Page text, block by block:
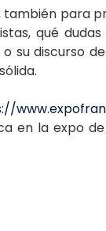
también para
qué
su discurso
en la expo